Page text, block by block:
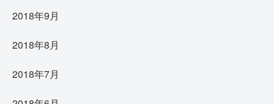
2018年9月
2018年8月
2018年7月